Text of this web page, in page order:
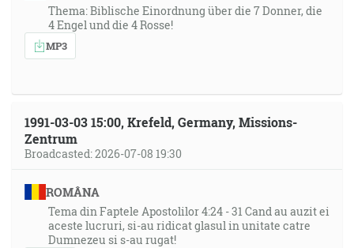
Thema: Biblische Einordnung über die 7 Donner, die
4 Engel und die 4 Rosse!
MP3
1991-03-03 15:00, Krefeld, Germany, Missions-
Zentrum
Broadcasted: 2026-07-08 19:30
ROMÂNA
Tema din Faptele Apostolilor 4:24 - 31 Cand au auzit ei
aceste lucruri, si-au ridicat glasul in unitate catre
Dumnezeu si s-au rugat!